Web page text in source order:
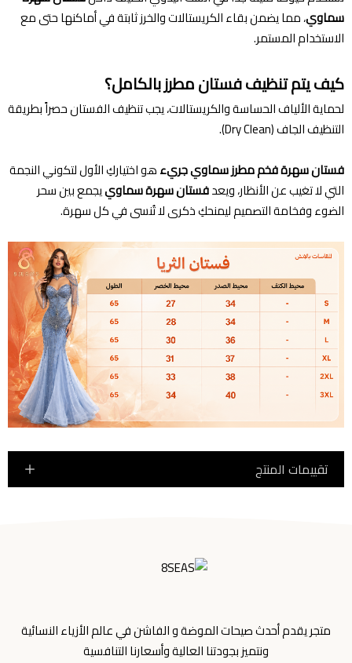
سماوي، مما يضمن بقاء الكريستالات والخرز ثابتة في أماكنها حتى مع
الاستخدام المستمر.
كيف يتم تنظيف فستان مطرز بالكامل؟
لحماية الألياف الحساسة والكريستالات، يجب تنظيف الفستان حصراً بطريقة
التنظيف الجاف (Dry Clean).
فستان سهرة فخم مطرز سماوي جريءهو اختياركِ الأول لتكوني النجمة
التي لا تغيب عن الأنظار، ويعدفستان سهرة سماوييجمع بين سحر
الضوء وفخامة التصميم ليمنحكِ ذكرى لا تُنسى في كل سهرة.
تقييمات المنتج
متجر يقدم أحدث صيحات الموضة و الفاشن في عالم الأزياء النسائية
ونتميز بجودتنا العالية وأسعارنا التنافسية